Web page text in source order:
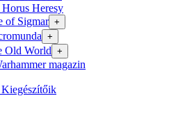
Heresy
of Sigmar +
+
Old World +
magazin